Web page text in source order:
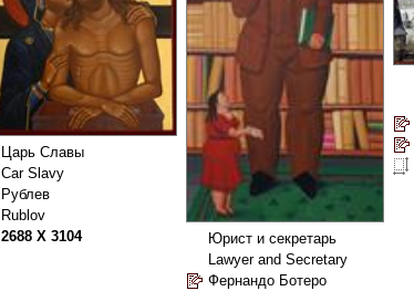
Царь Славы
Car Slavy
Рублев
Rublov
2688 X 3104
Юрист и секретарь
Lawyer and Secretary
Фернандо Ботеро